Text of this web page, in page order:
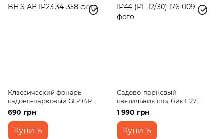
Классический фонарь
садово-парковый GL-94P
BH S AB IP23
690 грн
Купить
Садово-парковый
светильник столбик E27
IP44 (PL-12/30)
1 990 грн
Купить